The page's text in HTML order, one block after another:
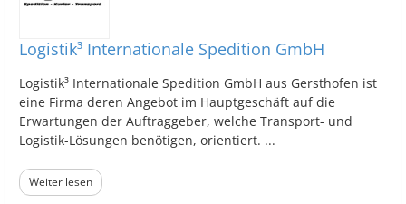
Logistik³ Internationale Spedition GmbH
Logistik³ Internationale Spedition GmbH aus Gersthofen ist
eine Firma deren Angebot im Hauptgeschäft auf die
Erwartungen der Auftraggeber, welche Transport- und
Logistik-Lösungen benötigen, orientiert. ...
Weiter lesen